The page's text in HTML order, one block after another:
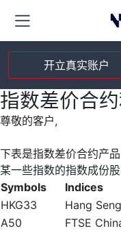
开立真实账户
指数差价合
尊敬的客户,
下表是指数差价合约产
某一些指数的指数成份股
Symbols
Indices
HKG33
Hang
A50
FTSE